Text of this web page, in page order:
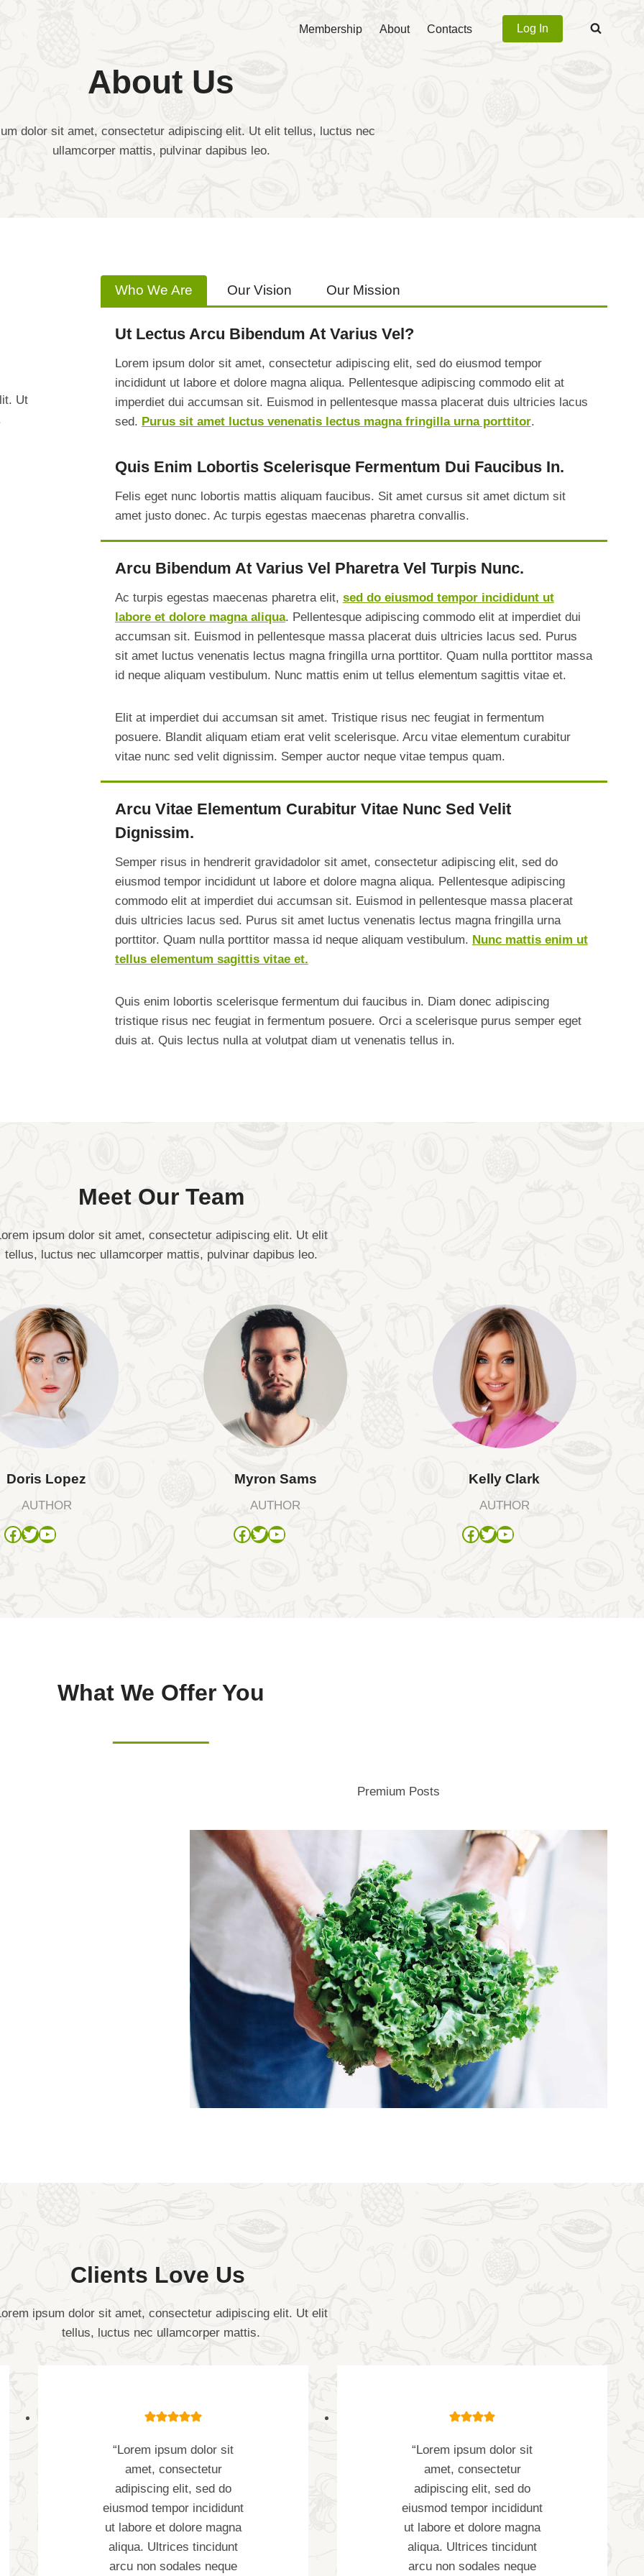
Membership About Contacts Log In
About Us
dolor sit amet, consectetur adipiscing elit. Ut elit tellus, luctus nec
ullamcorper mattis, pulvinar dapibus leo.
Ut
Who We Are Our Vision Our Mission
Ut Lectus Arcu Bibendum At Varius Vel?
Lorem ipsum dolor sit amet, consectetur adipiscing elit, sed do eiusmod tempor
incididunt ut labore et dolore magna aliqua. Pellentesque adipiscing commodo elit at
imperdiet dui accumsan sit. Euismod in pellentesque massa placerat duis ultricies lacus
sed. Purus sit amet luctus venenatis lectus magna fringilla urna porttitor.
Quis Enim Lobortis Scelerisque Fermentum Dui Faucibus In.
Felis eget nunc lobortis mattis aliquam faucibus. Sit amet cursus sit amet dictum sit
amet justo donec. Ac turpis egestas maecenas pharetra convallis.
Arcu Bibendum At Varius Vel Pharetra Vel Turpis Nunc.
Ac turpis egestas maecenas pharetra elit, sed do eiusmod tempor incididunt ut
labore et dolore magna aliqua. Pellentesque adipiscing commodo elit at imperdiet dui
accumsan sit. Euismod in pellentesque massa placerat duis ultricies lacus sed. Purus
sit amet luctus venenatis lectus magna fringilla urna porttitor. Quam nulla porttitor massa
id neque aliquam vestibulum. Nunc mattis enim ut tellus elementum sagittis vitae et.
Elit at imperdiet dui accumsan sit amet. Tristique risus nec feugiat in fermentum
posuere. Blandit aliquam etiam erat velit scelerisque. Arcu vitae elementum curabitur
vitae nunc sed velit dignissim. Semper auctor neque vitae tempus quam.
Arcu Vitae Elementum Curabitur Vitae Nunc Sed Velit
Dignissim.
Semper risus in hendrerit gravidadolor sit amet, consectetur adipiscing elit, sed do
eiusmod tempor incididunt ut labore et dolore magna aliqua. Pellentesque adipiscing
commodo elit at imperdiet dui accumsan sit. Euismod in pellentesque massa placerat
duis ultricies lacus sed. Purus sit amet luctus venenatis lectus magna fringilla urna
porttitor. Quam nulla porttitor massa id neque aliquam vestibulum. Nunc mattis enim ut
tellus elementum sagittis vitae et.
Quis enim lobortis scelerisque fermentum dui faucibus in. Diam donec adipiscing
tristique risus nec feugiat in fermentum posuere. Orci a scelerisque purus semper eget
duis at. Quis lectus nulla at volutpat diam ut venenatis tellus in.
Meet Our Team
ipsum dolor sit amet, consectetur adipiscing elit. Ut elit
tellus, luctus nec ullamcorper mattis, pulvinar dapibus leo.
Doris Lopez
AUTHOR
Facebook Twitter YouTube
Myron Sams
AUTHOR
Facebook Twitter YouTube
Kelly Clark
AUTHOR
Facebook Twitter YouTube
What We Offer You
Premium Posts
Clients Love Us ​
ipsum dolor sit amet, consectetur adipiscing elit. Ut elit
tellus, luctus nec ullamcorper mattis.
“Lorem ipsum dolor sit
amet, consectetur
adipiscing elit, sed do
eiusmod tempor incididunt
ut labore et dolore magna
aliqua. Ultrices tincidunt
arcu non sodales neque
“Lorem ipsum dolor sit
amet, consectetur
adipiscing elit, sed do
eiusmod tempor incididunt
ut labore et dolore magna
aliqua. Ultrices tincidunt
arcu non sodales neque